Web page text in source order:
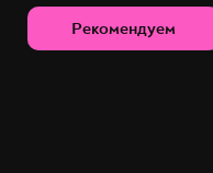
Рекомендуем